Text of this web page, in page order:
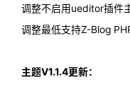
调整不启用ueditor插件
调整最低支持Z-Blog
主题V1.1.4更新：